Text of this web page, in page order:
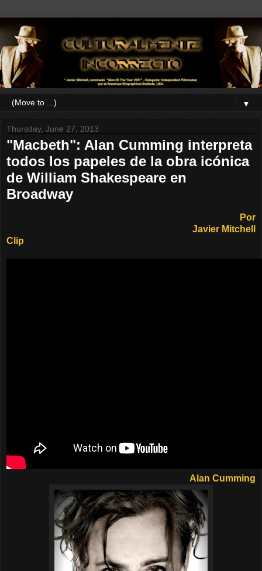
▼
Thursday, June 27, 2013
"Macbeth": Alan Cumming interpreta
todos los papeles de la obra icónica
de William Shakespeare en
Broadway
Por
Javier Mitchell
Clip
Alan Cumming